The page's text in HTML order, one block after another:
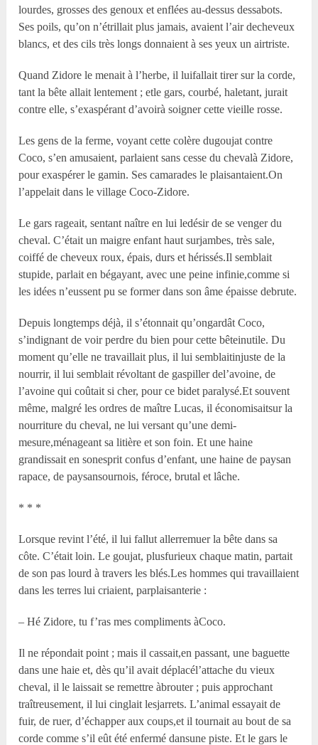
lourdes, grosses des genoux et enflées au-dessus dessabots.
Ses poils, qu’on n’étrillait plus jamais, avaient l’air decheveux
blancs, et des cils très longs donnaient à ses yeux un airtriste.
Quand Zidore le menait à l’herbe, il luifallait tirer sur la corde,
tant la bête allait lentement ; etle gars, courbé, haletant, jurait
contre elle, s’exaspérant d’avoirà soigner cette vieille rosse.
Les gens de la ferme, voyant cette colère dugoujat contre
Coco, s’en amusaient, parlaient sans cesse du chevalà Zidore,
pour exaspérer le gamin. Ses camarades le plaisantaient.On
l’appelait dans le village Coco-Zidore.
Le gars rageait, sentant naître en lui ledésir de se venger du
cheval. C’était un maigre enfant haut surjambes, très sale,
coiffé de cheveux roux, épais, durs et hérissés.Il semblait
stupide, parlait en bégayant, avec une peine infinie,comme si
les idées n’eussent pu se former dans son âme épaisse debrute.
Depuis longtemps déjà, il s’étonnait qu’ongardât Coco,
s’indignant de voir perdre du bien pour cette bêteinutile. Du
moment qu’elle ne travaillait plus, il lui semblaitinjuste de la
nourrir, il lui semblait révoltant de gaspiller del’avoine, de
l’avoine qui coûtait si cher, pour ce bidet paralysé.Et souvent
même, malgré les ordres de maître Lucas, il économisaitsur la
nourriture du cheval, ne lui versant qu’une demi-
mesure,ménageant sa litière et son foin. Et une haine
grandissait en sonesprit confus d’enfant, une haine de paysan
rapace, de paysansournois, féroce, brutal et lâche.
* * *
Lorsque revint l’été, il lui fallut allerremuer la bête dans sa
côte. C’était loin. Le goujat, plusfurieux chaque matin, partait
de son pas lourd à travers les blés.Les hommes qui travaillaient
dans les terres lui criaient, parplaisanterie :
– Hé Zidore, tu f’ras mes compliments àCoco.
Il ne répondait point ; mais il cassait,en passant, une baguette
dans une haie et, dès qu’il avait déplacél’attache du vieux
cheval, il le laissait se remettre àbrouter ; puis approchant
traîtreusement, il lui cinglait lesjarrets. L’animal essayait de
fuir, de ruer, d’échapper aux coups,et il tournait au bout de sa
corde comme s’il eût été enfermé dansune piste. Et le gars le